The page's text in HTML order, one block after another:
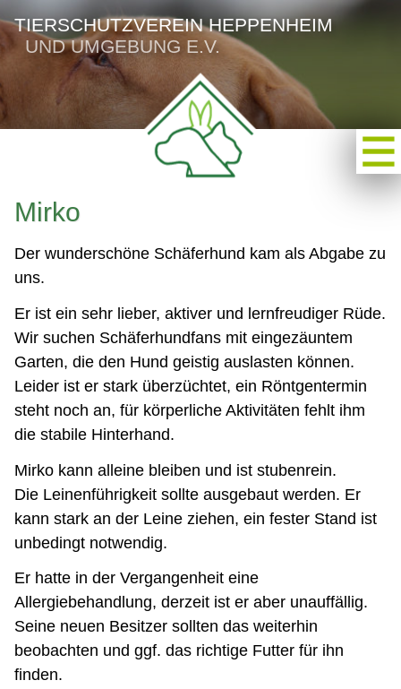
TIERSCHUTZVEREIN HEPPENHEIM
UND UMGEBUNG E.V.
Mirko
Der wunderschöne Schäferhund kam als Abgabe zu
uns.
Er ist ein sehr lieber, aktiver und lernfreudiger Rüde.
Wir suchen Schäferhundfans mit eingezäuntem
Garten, die den Hund geistig auslasten können.
Leider ist er stark überzüchtet, ein Röntgentermin
steht noch an, für körperliche Aktivitäten fehlt ihm
die stabile Hinterhand.
Mirko kann alleine bleiben und ist stubenrein.
Die Leinenführigkeit sollte ausgebaut werden. Er
kann stark an der Leine ziehen, ein fester Stand ist
unbedingt notwendig.
Er hatte in der Vergangenheit eine
Allergiebehandlung, derzeit ist er aber unauffällig.
Seine neuen Besitzer sollten das weiterhin
beobachten und ggf. das richtige Futter für ihn
finden.